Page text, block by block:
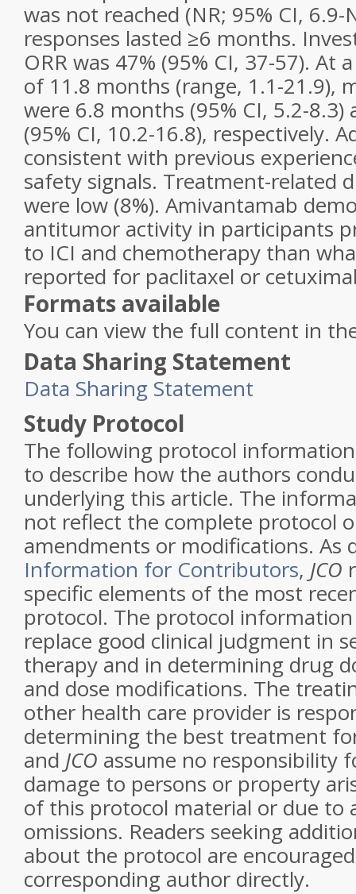
was not reached (NR; 95% CI, 6.9-
responses lasted ≥6 months.
ORR was 47% (95% CI, 37-57). At
of 11.8 months (range, 1.1-21.9),
were 6.8 months (95% CI, 5.2-
(95% CI, 10.2-16.8), respectively.
consistent with previous
safety signals. Treatment-related
were low (8%). Amivantamab
antitumor activity in participants
to ICI and chemotherapy than
reported for paclitaxel or
Formats available
You can view the full content in
Data Sharing Statement
Data Sharing Statement
Study Protocol
The following protocol
to describe how the authors
underlying this article. The
not reflect the complete protocol
amendments or modifications. As
Information for Contributors, JCO
specific elements of the most
protocol. The protocol
replace good clinical judgment in
therapy and in determining drug
and dose modifications. The
other health care provider is
determining the best treatment
and JCO assume no responsibility
damage to persons or property
of this protocol material or due to
omissions. Readers seeking
about the protocol are
corresponding author directly.